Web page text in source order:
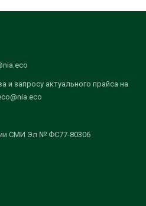
и запросу актуального прайса на
СМИ Эл № ФС77-80306